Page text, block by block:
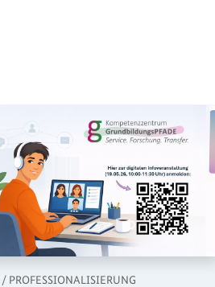
/ PROFESSIONALISIERUNG